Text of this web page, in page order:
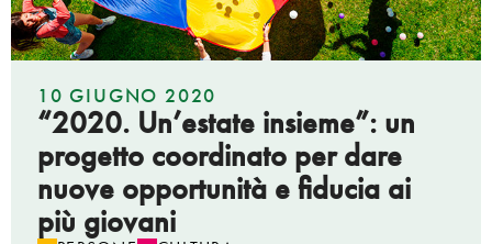
10 GIUGNO 2020
“2020. Un’estate insieme”: un
progetto coordinato per dare
nuove opportunità e fiducia ai
più giovani